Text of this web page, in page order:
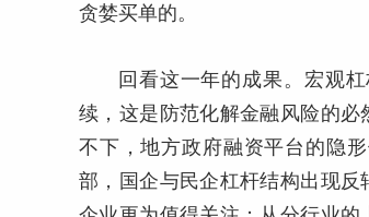
贪婪买单的。
回看这一年的成果。宏观
续，这是防范化解金融风险的
不下，地方政府融资平台的隐
部，国企与民企杠杆结构出现